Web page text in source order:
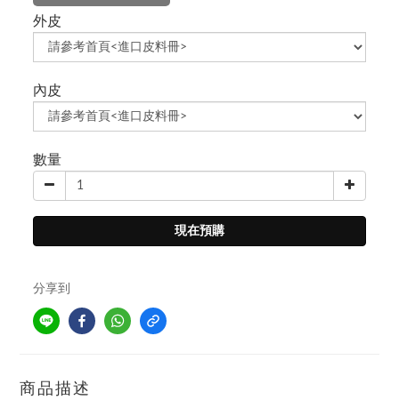
外皮
內皮
數量
現在預購
分享到
商品描述